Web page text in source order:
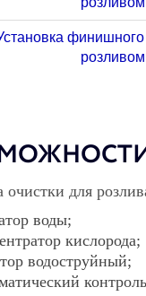
очистки для
воды;
кислорода;
водоструйный;